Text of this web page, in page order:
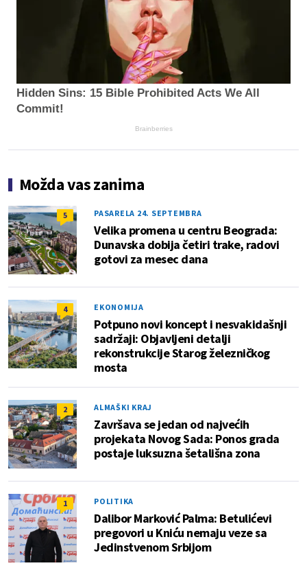
Hidden Sins: 15 Bible Prohibited Acts We All
Commit!
Brainberries
Možda vas zanima
5 PASARELA 24. SEPTEMBRA
Velika promena u centru Beograda:
Dunavska dobija četiri trake, radovi
gotovi za mesec dana
4 EKONOMIJA
Potpuno novi koncept i nesvakidašnji
sadržaji: Objavljeni detalji
rekonstrukcije Starog železničkog
mosta
2 ALMAŠKI KRAJ
Završava se jedan od najvećih
projekata Novog Sada: Ponos grada
postaje luksuzna šetališna zona
1 POLITIKA
Dalibor Marković Palma: Betulićevi
pregovori u Kniću nemaju veze sa
Jedinstvenom Srbijom